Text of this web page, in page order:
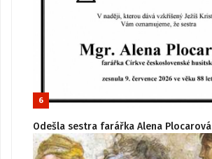
6
Odešla sestra farářka Alena Plocarová